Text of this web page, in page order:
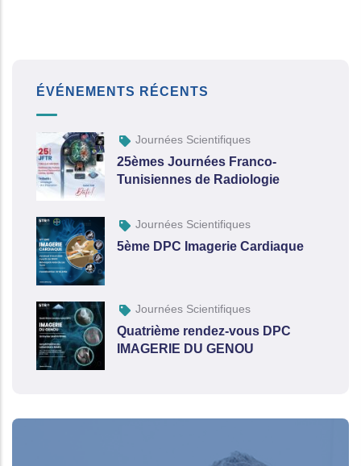
ÉVÉNEMENTS RÉCENTS
Journées Scientifiques
25èmes Journées Franco-
Tunisiennes de Radiologie
Journées Scientifiques
5ème DPC Imagerie Cardiaque
Journées Scientifiques
Quatrième rendez-vous DPC
IMAGERIE DU GENOU